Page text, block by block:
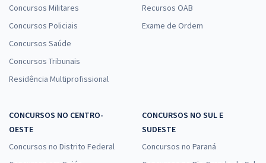
Concursos Militares
Concursos Policiais
Concursos Saúde
Concursos Tribunais
Residência Multiprofissional
Recursos OAB
Exame de Ordem
CONCURSOS NO CENTRO-
OESTE
Concursos no Distrito Federal
CONCURSOS NO SUL E
SUDESTE
Concursos no Paraná